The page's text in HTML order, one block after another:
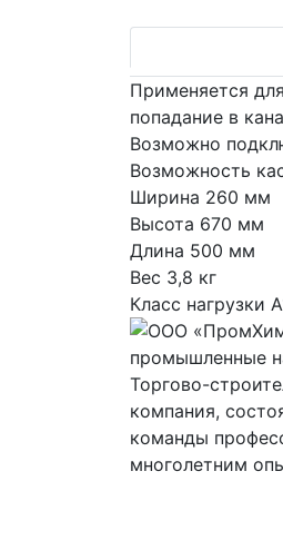
Применяется
попадание в
Возможно
Возможность
Ширина 260 мм
Высота 670 мм
Длина 500 мм
Вес 3,8 кг
Класс нагрузки
Торгово-
компания,
команды
многолетним